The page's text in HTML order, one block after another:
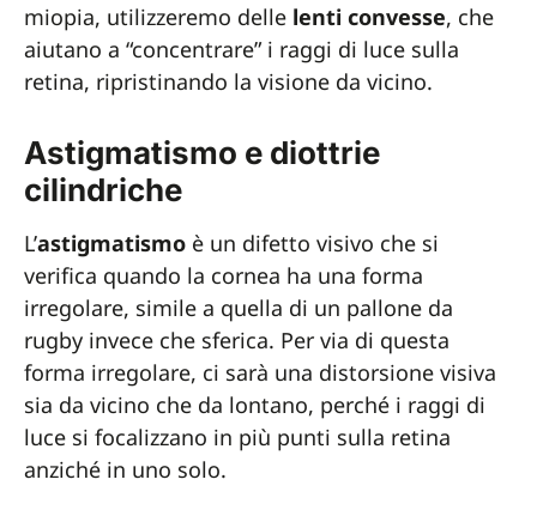
miopia, utilizzeremo delle lenti convesse, che
aiutano a “concentrare” i raggi di luce sulla
retina, ripristinando la visione da vicino.
Astigmatismo e diottrie
cilindriche
L’astigmatismo è un difetto visivo che si
verifica quando la cornea ha una forma
irregolare, simile a quella di un pallone da
rugby invece che sferica. Per via di questa
forma irregolare, ci sarà una distorsione visiva
sia da vicino che da lontano, perché i raggi di
luce si focalizzano in più punti sulla retina
anziché in uno solo.